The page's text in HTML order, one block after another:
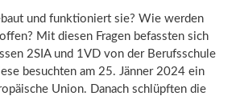
und funktioniert sie? Wie werden
Mit diesen Fragen befassten sich
2SIA und 1VD von der Berufsschule
besuchten am 25. Jänner 2024 ein
Union. Danach schlüpften die